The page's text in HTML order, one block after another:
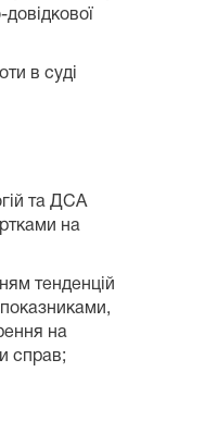
в суді
та ДСА
на
тенденцій
на
справ;